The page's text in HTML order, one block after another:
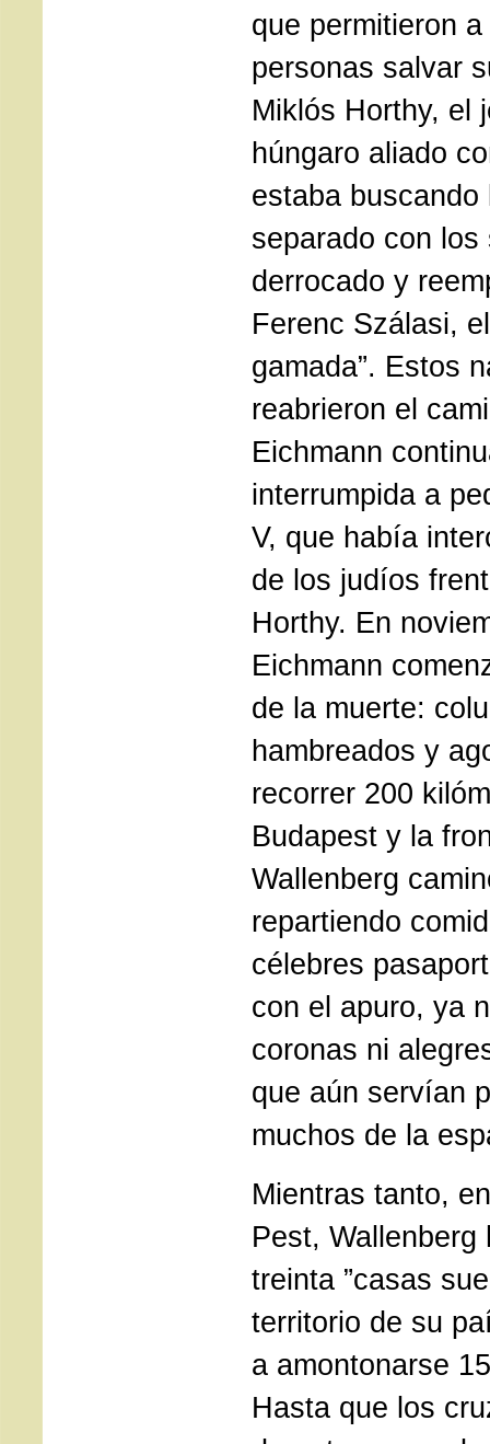
que permitieron
personas salvar
Miklós Horthy, el
húngaro aliado
estaba buscando
separado con
derrocado y
Ferenc Szálasi,
gamada”. Estos
reabrieron el
Eichmann
interrumpida a
V, que había
de los judíos
Horthy. En
Eichmann
de la muerte:
hambreados y
recorrer 200
Budapest y la
Wallenberg
repartiendo
célebres
con el apuro, ya
coronas ni
que aún servían
muchos de la
Mientras tanto,
Pest, Wallenberg
treinta ”casas
territorio de su
a amontonarse
Hasta que los